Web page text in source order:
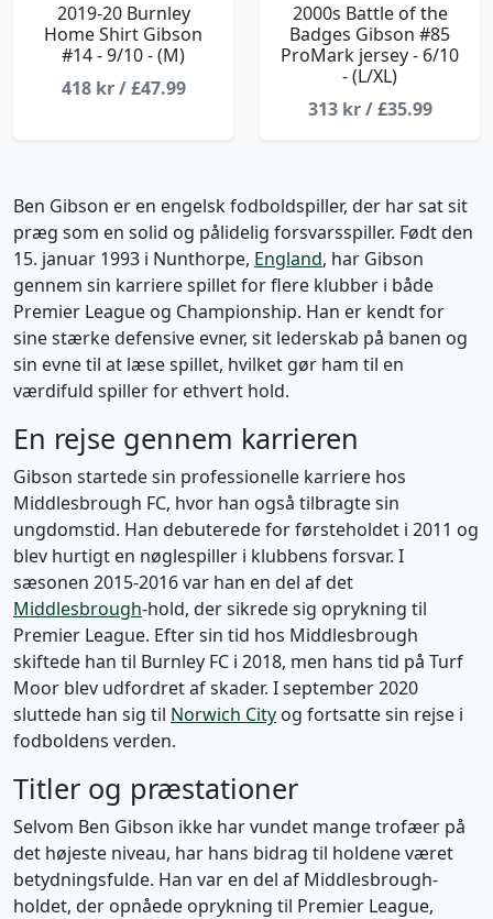
2019-20 Burnley
Home Shirt Gibson
#14 - 9/10 - (M)
418 kr / £47.99
2000s Battle of the
Badges Gibson #85
ProMark jersey - 6/10
- (L/XL)
313 kr / £35.99
Ben Gibson er en engelsk fodboldspiller, der har sat sit
præg som en solid og pålidelig forsvarsspiller. Født den
15. januar 1993 i Nunthorpe, England, har Gibson
gennem sin karriere spillet for flere klubber i både
Premier League og Championship. Han er kendt for
sine stærke defensive evner, sit lederskab på banen og
sin evne til at læse spillet, hvilket gør ham til en
værdifuld spiller for ethvert hold.
En rejse gennem karrieren
Gibson startede sin professionelle karriere hos
Middlesbrough FC, hvor han også tilbragte sin
ungdomstid. Han debuterede for førsteholdet i 2011 og
blev hurtigt en nøglespiller i klubbens forsvar. I
sæsonen 2015-2016 var han en del af det
Middlesbrough-hold, der sikrede sig oprykning til
Premier League. Efter sin tid hos Middlesbrough
skiftede han til Burnley FC i 2018, men hans tid på Turf
Moor blev udfordret af skader. I september 2020
sluttede han sig til Norwich City og fortsatte sin rejse i
fodboldens verden.
Titler og præstationer
Selvom Ben Gibson ikke har vundet mange trofæer på
det højeste niveau, har hans bidrag til holdene været
betydningsfulde. Han var en del af Middlesbrough-
holdet, der opnåede oprykning til Premier League,